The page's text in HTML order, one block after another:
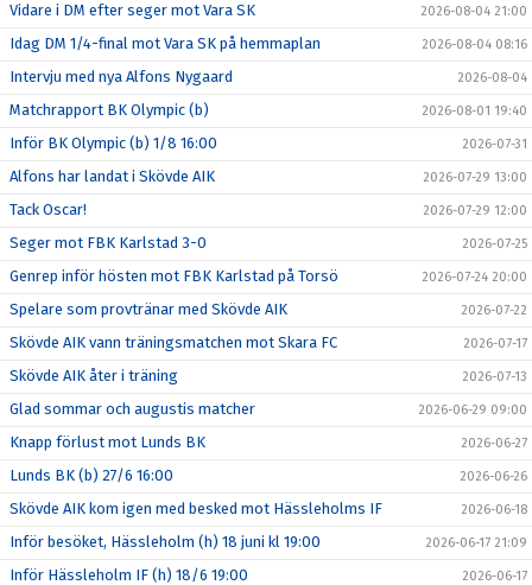
Vidare i DM efter seger mot Vara SK 2026-08-04 21:00
Idag DM 1/4-final mot Vara SK på hemmaplan 2026-08-04 08:16
Intervju med nya Alfons Nygaard 2026-08-04
Matchrapport BK Olympic (b) 2026-08-01 19:40
Inför BK Olympic (b) 1/8 16:00 2026-07-31
Alfons har landat i Skövde AIK 2026-07-29 13:00
Tack Oscar! 2026-07-29 12:00
Seger mot FBK Karlstad 3-0 2026-07-25
Genrep inför hösten mot FBK Karlstad på Torsö 2026-07-24 20:00
Spelare som provtränar med Skövde AIK 2026-07-22
Skövde AIK vann träningsmatchen mot Skara FC 2026-07-17
Skövde AIK åter i träning 2026-07-13
Glad sommar och augustis matcher 2026-06-29 09:00
Knapp förlust mot Lunds BK 2026-06-27
Lunds BK (b) 27/6 16:00 2026-06-26
Skövde AIK kom igen med besked mot Hässleholms IF 2026-06-18
Inför besöket, Hässleholm (h) 18 juni kl 19:00 2026-06-17 21:09
Inför Hässleholm IF (h) 18/6 19:00 2026-06-17